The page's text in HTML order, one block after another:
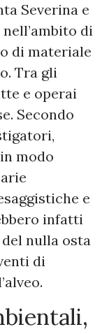
Severina e
di
di materiale
Tra gli
e operai
Secondo
modo
e
infatti
nulla osta
di